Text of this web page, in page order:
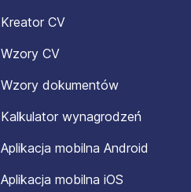
Kreator CV
Wzory CV
Wzory dokumentów
Kalkulator wynagrodzeń
Aplikacja mobilna Android
Aplikacja mobilna iOS